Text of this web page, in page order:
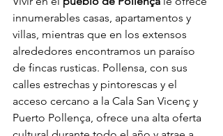
innumerables casas, apartamentos y
villas, mientras que en los extensos
alrededores encontramos un paraíso
de fincas rusticas. Pollensa, con sus
calles estrechas y pintorescas y el
acceso cercano a la Cala San Vicenç y
Puerto Pollença, ofrece una alta oferta